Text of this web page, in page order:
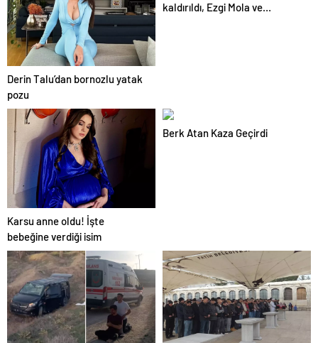
Derin Talu’dan bornozlu yatak
pozu
kaldırıldı, Ezgi Mola ve
Karsu anne oldu! İşte
bebeğine verdiği isim
Berk Atan Kaza Geçirdi